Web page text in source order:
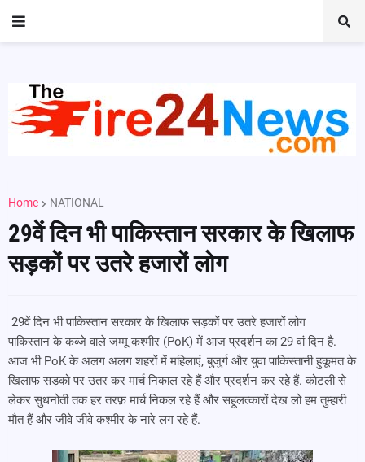
Home NATIONAL
29वें दिन भी पाकिस्तान सरकार के खिलाफ
सड़कों पर उतरे हजारों लोग
29वें दिन भी पाकिस्तान सरकार के खिलाफ सड़कों पर उतरे हजारों लोग
पाकिस्तान के कब्जे वाले जम्मू कश्मीर (PoK) में आज प्रदर्शन का 29 वां दिन है.
आज भी PoK के अलग अलग शहरों में महिलाएं, बुजुर्ग और युवा पाकिस्तानी हुकूमत के
खिलाफ सड़को पर उतर कर मार्च निकाल रहे हैं और प्रदर्शन कर रहे हैं. कोटली से
लेकर सुधनोती तक हर तरफ़ मार्च निकल रहे हैं और सहूलत्कारों देख लो हम तुम्हारी
मौत हैं और जीवे जीवे कश्मीर के नारे लग रहे हैं.